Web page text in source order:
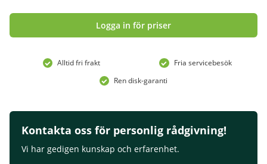
Logga in för priser
Alltid fri frakt
Fria servicebesök
Ren disk-garanti
Kontakta oss för personlig rådgivning!
Vi har gedigen kunskap och erfarenhet.